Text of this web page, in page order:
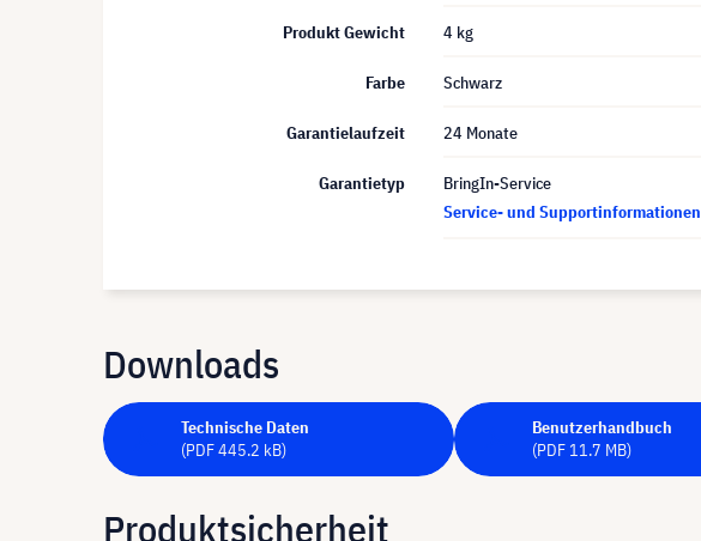
Produkt Gewicht 4 kg
Farbe Schwarz
Garantielaufzeit 24 Monate
Garantietyp
BringIn-Service
Service- und Supportinformationen
Downloads
Technische Daten
(PDF 445.2 kB)
Benutzerhandbuch
(PDF 11.7 MB)
Produktsicherheit